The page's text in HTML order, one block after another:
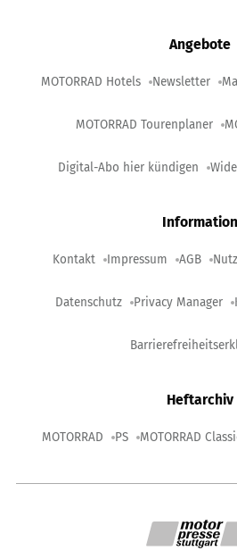
Angebote
MOTORRAD Hotels Newsletter
MOTORRAD Tourenplaner
Digital-Abo hier kündigen
Information
Kontakt Impressum AGB
Datenschutz Privacy Manager
Heftarchiv
MOTORRAD PS MOTORRAD